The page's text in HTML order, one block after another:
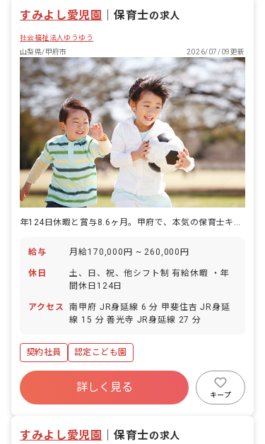
すみよし愛児園 ｜保育士の求人
社会福祉法人ゆうゆう
山梨県/甲府市
2026/07/09更新
年124日休暇と賞与8.6ヶ月。甲府で、本気の保育士キャリアを積む
給与 月給170,000円 ~ 260,000円
休日
土、日、祝、他シフト制 有給休暇 ・年
間休日124日
アクセス
南甲府 JR身延線 6 分 甲斐住吉 JR身延
線 15 分 善光寺 JR身延線 27 分
契約社員 認定こども園
詳しく見る
キープ
すみよし愛児園 ｜保育士の求人